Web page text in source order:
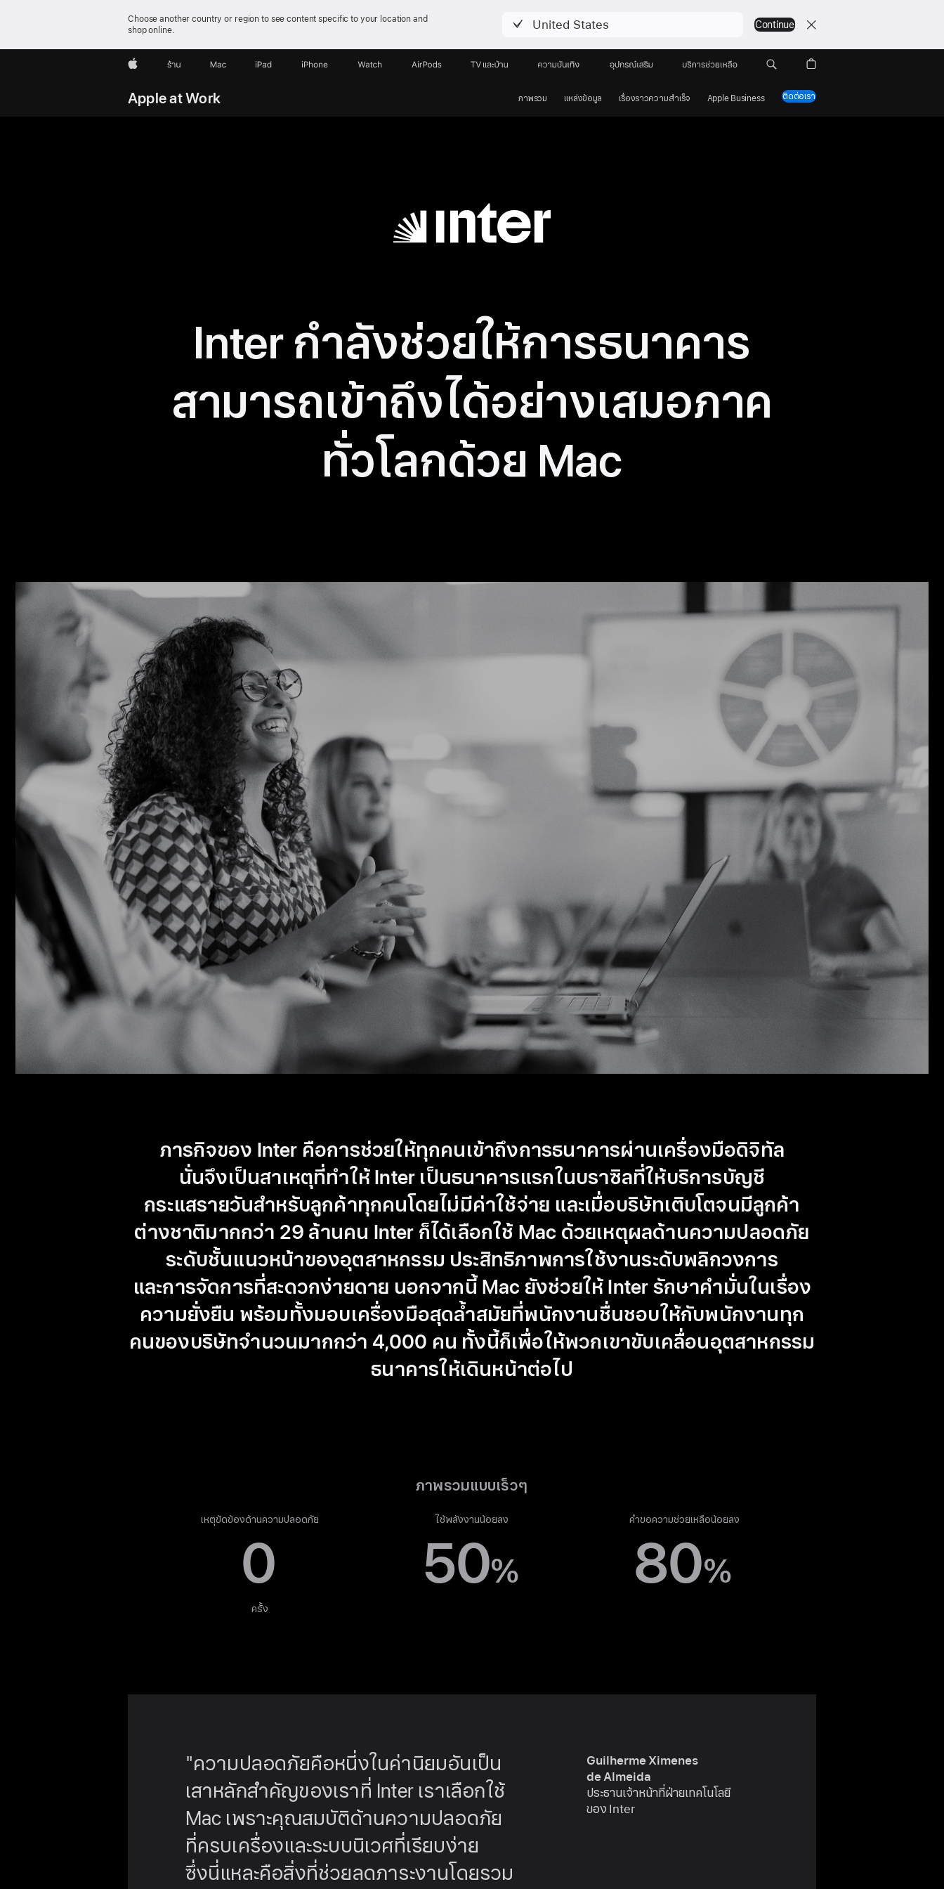
Choose another country or region to see content specific to your location and
shop online.
United States Continue
Appleร้าน Mac iPad iPhone Watch AirPods TV และบ้าน ความบันเทิง อุปกรณ์เสริม บริการช่วยเหลือ
Apple at Work ภาพรวม แหล่งข้อมูล เรื่องราวความสำเร็จ Apple Business ติดต่อเรา
Inter กำลังช่วยให้การธนาคาร
สามารถเข้าถึงได้อย่างเสมอภาค
ทั่วโลกด้วย Mac
ภารกิจของ Inter คือการช่วยให้ทุกคนเข้าถึงการธนาคารผ่านเครื่องมือดิจิทัล
นั่นจึงเป็นสาเหตุที่ทำให้ Inter เป็นธนาคารแรกในบราซิลที่ให้บริการบัญชี
กระแสรายวันสำหรับลูกค้าทุกคนโดยไม่มีค่าใช้จ่าย และเมื่อบริษัทเติบโตจนมีลูกค้า
ต่างชาติมากกว่า 29 ล้านคน Inter ก็ได้เลือกใช้ Mac ด้วยเหตุผลด้านความปลอดภัย
ระดับชั้นแนวหน้าของอุตสาหกรรม ประสิทธิภาพการใช้งานระดับพลิกวงการ
และการจัดการที่สะดวกง่ายดาย นอกจากนี้ Mac ยังช่วยให้Inter รักษาคำมั่นในเรื่อง
ความยั่งยืน พร้อมทั้งมอบเครื่องมือสุดล้ำสมัยที่พนักงานชื่นชอบให้กับพนักงานทุก
คนของบริษัทจำนวนมากกว่า 4,000 คน ทั้งนี้ก็เพื่อให้พวกเขาขับเคลื่อนอุตสาหกรรม
ธนาคารให้เดินหน้าต่อไป
ภาพรวมแบบเร็วๆ
เหตุขัดข้องด้านความปลอดภัย
0
ครั้ง
ใช้พลังงานน้อยลง
50%
คำขอความช่วยเหลือน้อยลง
80%
"ความปลอดภัยคือหนี่งในค่านิยมอันเป็น
เสาหลักสำคัญของเราที่ Inter เราเลือกใช้
Mac เพราะคุณสมบัติด้านความปลอดภัย
ที่ครบเครื่องและระบบนิเวศที่เรียบง่าย
ซึ่งนี่แหละคือสิ่งที่ช่วยลดภาระงานโดยรวม
Guilherme Ximenes
de Almeida
ประธานเจ้าหน้าที่ฝ่ายเทคโนโลยี
ของ Inter